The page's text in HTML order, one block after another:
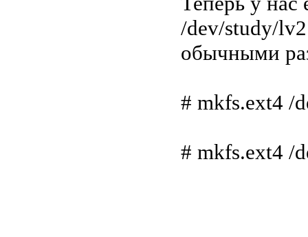
/dev/study/
обычными
# mkfs.ext4 /
# mkfs.ext4 /